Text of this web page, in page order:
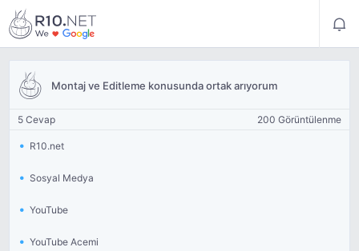
Montaj ve Editleme konusunda ortak arıyorum
5 Cevap 200 Görüntülenme
R10.net
Sosyal Medya
YouTube
YouTube Acemi